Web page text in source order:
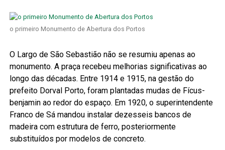
o primeiro Monumento de Abertura dos Portos
O Largo de São Sebastião não se resumiu apenas ao
monumento. A praça recebeu melhorias significativas ao
longo das décadas. Entre 1914 e 1915, na gestão do
prefeito Dorval Porto, foram plantadas mudas de Fícus-
benjamin ao redor do espaço. Em 1920, o superintendente
Franco de Sá mandou instalar dezesseis bancos de
madeira com estrutura de ferro, posteriormente
substituídos por modelos de concreto.